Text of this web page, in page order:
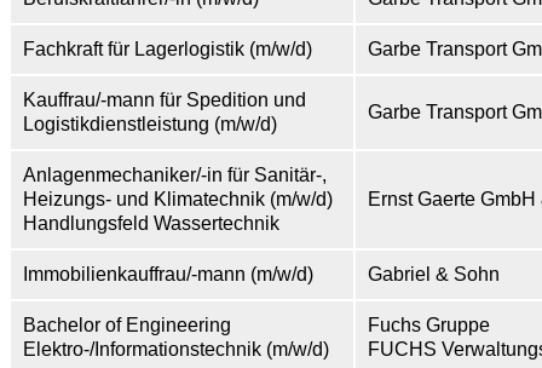
Fachkraft für Lagerlogistik (m/w/d) Garbe Transport
Kauffrau/-mann für Spedition und
Logistikdienstleistung (m/w/d)
Garbe Transport
Anlagenmechaniker/-in für Sanitär-,
Heizungs- und Klimatechnik (m/w/d)
Handlungsfeld Wassertechnik
Ernst Gaerte GmbH
Immobilienkauffrau/-mann (m/w/d) Gabriel & Sohn
Bachelor of Engineering
Elektro-/Informationstechnik (m/w/d)
Fuchs Gruppe
FUCHS